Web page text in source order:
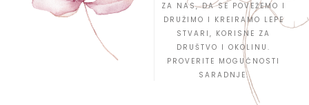
ZA NAS, DA SE POVEŽEMO I
DRUŽIMO I KREIRAMO LEPE
STVARI, KORISNE ZA
DRUŠTVO I OKOLINU.
PROVERITE MOGUĆNOSTI
SARADNJE.